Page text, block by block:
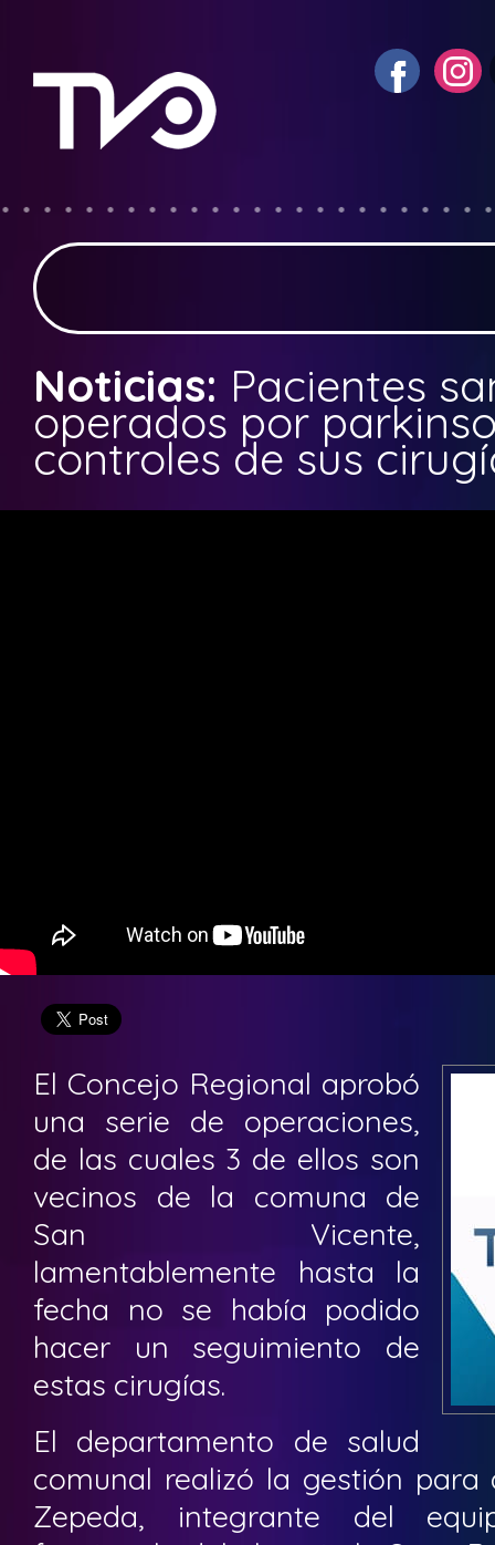
Noticias: Pacientes
operados por
controles de sus
El Concejo Regional aprobó
una serie de operaciones,
de las cuales 3 de ellos son
vecinos de la comuna de
San Vicente,
lamentablemente hasta la
fecha no se había podido
hacer un seguimiento de
estas cirugías.
El departamento de salud
comunal realizó la gestión
Zepeda, integrante del